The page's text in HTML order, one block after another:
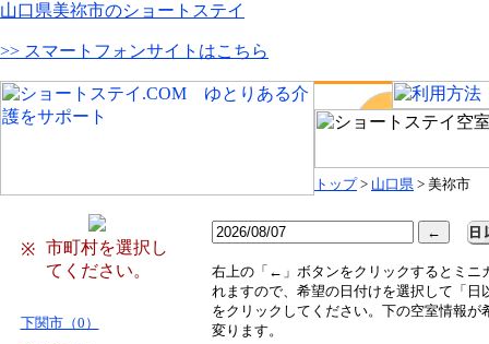
山口県美祢市のショートステイ
>> スマートフォンサイトはこちら
トップ> 山口県 > 美祢市
※
市町村を選択し
てください。
下関市（0）
右上の「←」ボタンをクリックするとミニ
れますので、希望の日付けを選択して「日
をクリックしてください。下の空室情報が
変ります。